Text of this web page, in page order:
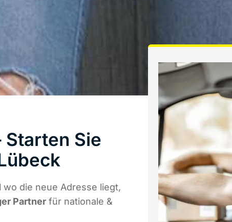
Starten Sie
wo die neue Adresse liegt,
Partner für nationale &